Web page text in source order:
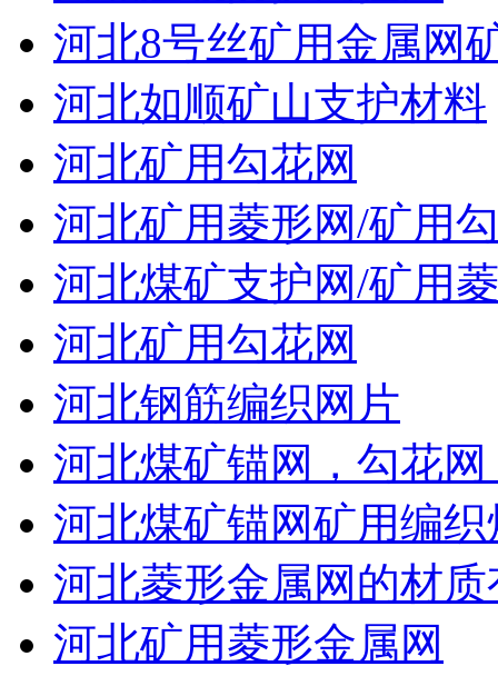
河北8号丝矿用金属网
河北如顺矿山支护材料
河北矿用勾花网
河北矿用菱形网/矿用
河北煤矿支护网/矿用
河北矿用勾花网
河北钢筋编织网片
河北煤矿锚网，勾花
河北煤矿锚网矿用编
河北菱形金属网的材质
河北矿用菱形金属网